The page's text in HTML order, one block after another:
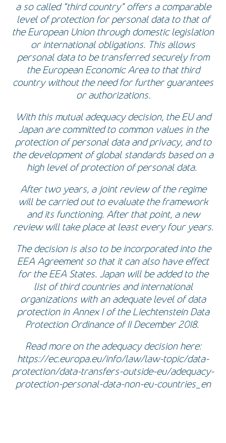
a so called “third country” offers a comparable
level of protection for personal data to that of
the European Union through domestic legislation
or international obligations. This allows
personal data to be transferred securely from
the European Economic Area to that third
country without the need for further guarantees
or authorizations.
With this mutual adequacy decision, the EU and
Japan are committed to common values in the
protection of personal data and privacy, and to
the development of global standards based on a
high level of protection of personal data.
After two years, a joint review of the regime
will be carried out to evaluate the framework
and its functioning. After that point, a new
review will take place at least every four years.
The decision is also to be incorporated into the
EEA Agreement so that it can also have effect
for the EEA States. Japan will be added to the
list of third countries and international
organizations with an adequate level of data
protection in Annex 1 of the Liechtenstein Data
Protection Ordinance of 11 December 2018.
Read more on the adequacy decision here:
https://ec.europa.eu/info/law/law-topic/data-
protection/data-transfers-outside-eu/adequacy-
protection-personal-data-non-eu-countries_en